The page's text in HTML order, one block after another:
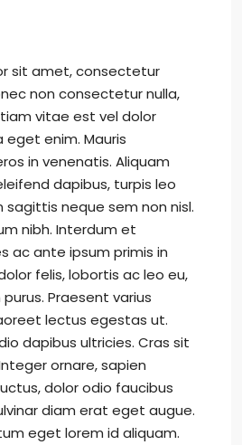
sit amet, consectetur
non consectetur nulla,
vitae est vel dolor
enim. Mauris
in venenatis. Aliquam
dapibus, turpis leo
sagittis neque sem non nisl.
nibh. Interdum et
ac ante ipsum primis in
felis, lobortis ac leo eu,
Praesent varius
lectus egestas ut.
dapibus ultricies. Cras sit
ornare, sapien
dolor odio faucibus
diam erat eget augue.
eget lorem id aliquam.